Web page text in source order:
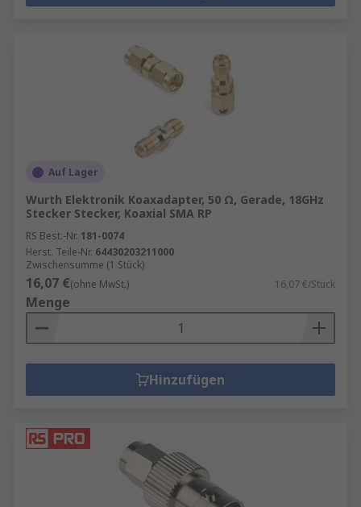
Auf Lager
Wurth Elektronik Koaxadapter, 50 Ω, Gerade, 18GHz
Stecker Stecker, Koaxial SMA RP
RS Best.-Nr. 181-0074
Herst. Teile-Nr. 64430203211000
Zwischensumme (1 Stück)
16,07 €(ohne MwSt.) 16,07 €/Stück
Menge
Hinzufügen